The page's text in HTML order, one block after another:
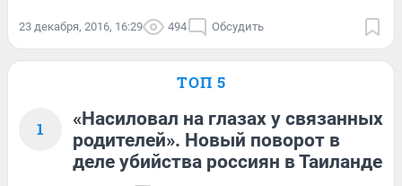
23 декабря, 2016, 16:29 494 Обсудить
ТОП 5
1
«Насиловал на глазах у связанных
родителей». Новый поворот в
деле убийства россиян в Таиланде